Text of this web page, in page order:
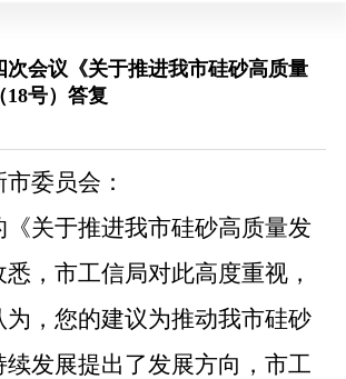
次会议《关于推进我市硅砂高质量
号）答复
市委员会 ：
《关于推进我市硅砂高质量发
悉， 市工信局对此高度重视，
为，您的建议为推动我市硅砂
发展提出了发展方向，市工